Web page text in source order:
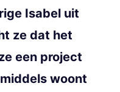
Isabel uit
ze dat het
een project
woont